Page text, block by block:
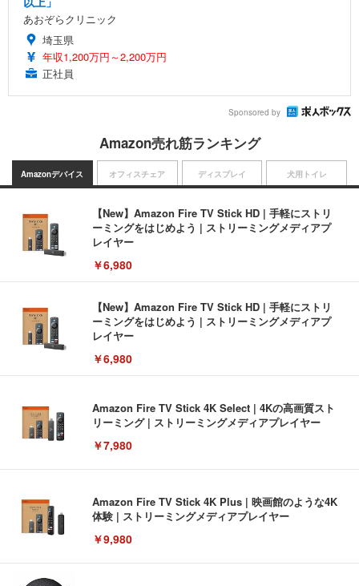
あおぞらクリニック
埼玉県
年収1,200万円～2,200万円
正社員
Sponsored by
Amazon売れ筋ランキング
Amazonデバイス
【New】Amazon Fire TV Stick HD | 手軽にストリ
ーミングをはじめよう | ストリーミングメディアプ
レイヤー
￥6,980
【New】Amazon Fire TV Stick HD | 手軽にストリ
ーミングをはじめよう | ストリーミングメディアプ
レイヤー
￥6,980
Amazon Fire TV Stick 4K Select | 4Kの高画質スト
リーミング | ストリーミングメディアプレイヤー
￥7,980
Amazon Fire TV Stick 4K Plus | 映画館のような4K
体験 | ストリーミングメディアプレイヤー
￥9,980
オフィスチェア ディスプレイ 犬用トイレ